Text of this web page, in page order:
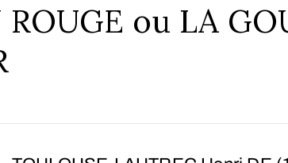
ou LA